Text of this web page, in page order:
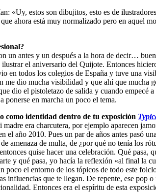
«Uy, estos son dibujitos, esto es de
ahora está muy normalizado pero en aquel
un antes y un después a la hora de decir…
el aniversario del Quijote. Entonces
en todos los colegios de España y tuve una
dio mucha visibilidad y que ahí que
el pistoletazo de salida y cuando empecé
en marcha un poco el tema.
como identidad dentro de tu exposición
era charcutera, por ejemplo aparecen
año 2010. Pues un par de años antes pasó
amenaza de multa, de ¿por qué no tenía los
quise hacer una celebración. Qué
y qué pasa, yo hacía la reflexión «al final la
el entorno de los tópicos de todo este
influencias que te llegan. De repente, ese
Entonces era el espíritu de esta